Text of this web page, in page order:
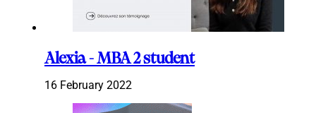
Alexia - MBA 2 student
16 February 2022